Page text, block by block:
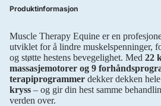
Produktinformasjon
Muscle Therapy Equine er en
utviklet for å lindre muskelspenninger,
og støtte hestens bevegelighet. Med 22
massasjemotorer og 9
terapiprogrammer dekker dekken
kryss – og gir din hest samme
verden over.